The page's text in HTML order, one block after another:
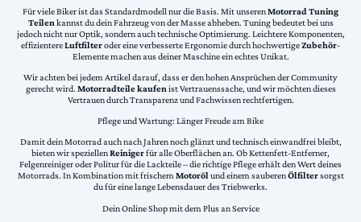
Für viele Biker ist das Standardmodell nur die Basis. Mit unserenMotorrad Tuning
Teilen kannst du dein Fahrzeug von der Masse abheben. Tuning bedeutet bei uns
jedoch nicht nur Optik, sondern auch technische Optimierung. Leichtere Komponenten,
effizientereLuftfilteroder eine verbesserte Ergonomie durch hochwertigeZubehör-
Elemente machen aus deiner Maschine ein echtes Unikat.
Wir achten bei jedem Artikel darauf, dass er den hohen Ansprüchen der Community
gerecht wird. Motorradteile kaufen ist Vertrauenssache, und wir möchten dieses
Vertrauen durch Transparenz und Fachwissen rechtfertigen.
Pflege und Wartung: Länger Freude am Bike
Damit dein Motorrad auch nach Jahren noch glänzt und technisch einwandfrei bleibt,
bieten wir speziellenReinigerfür alle Oberflächen an. Ob Kettenfett-Entferner,
Felgenreiniger oder Politur für die Lackteile – die richtige Pflege erhält den Wert deines
Motorrads. In Kombination mit frischemMotorölund einem sauberenÖlfiltersorgst
du für eine lange Lebensdauer des Triebwerks.
Dein Online Shop mit dem Plus an Service